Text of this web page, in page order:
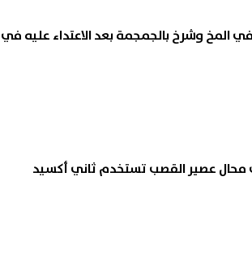
المخ وشرخ بالجمجمة بعد الاعتداء عليه في
عصير القصب تستخدم ثاني أكسيد